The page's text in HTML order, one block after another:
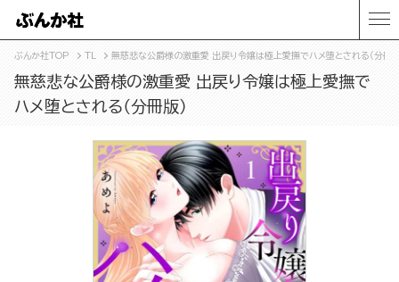
ぶんか社TOP TL 無慈悲な公爵様の激重愛 出戻り令嬢は極上愛撫でハメ堕とされる（分冊版
無慈悲な公爵様の激重愛 出戻り令嬢は極上愛撫で
ハメ堕とされる（分冊版）